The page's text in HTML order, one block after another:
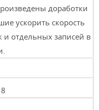
доработки
ускорить скорость
и отдельных записей в